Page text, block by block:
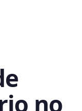
no